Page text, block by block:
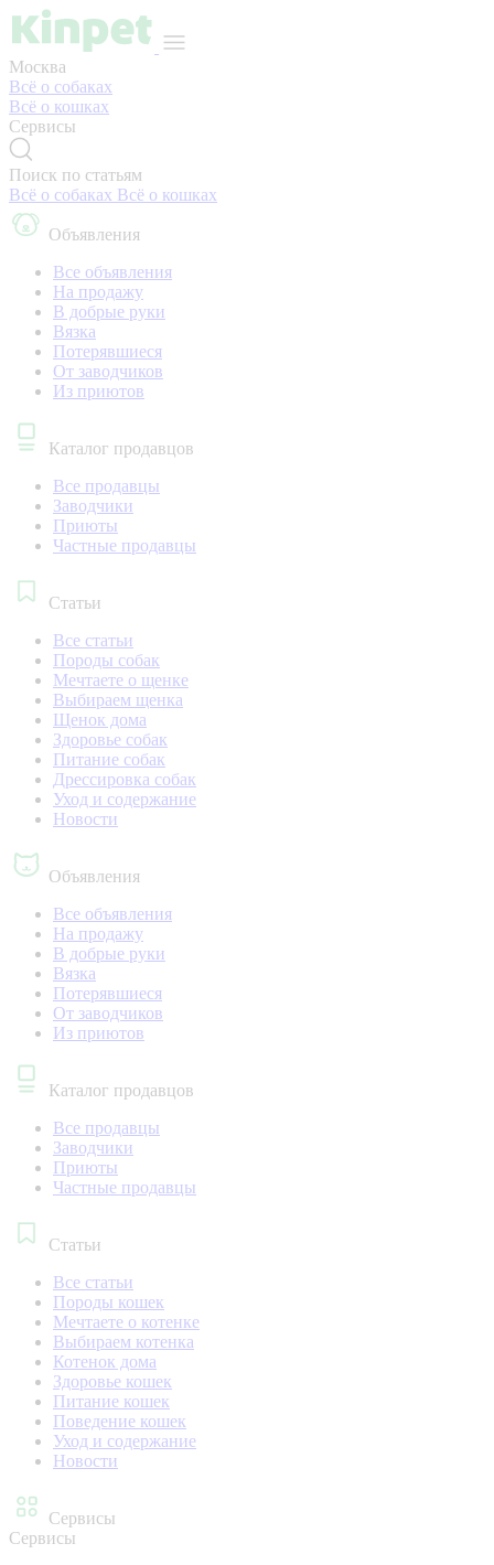
Москва
Всё о собаках
Всё о кошках
Сервисы
Поиск по статьям
Всё о собаках Всё о кошках
Объявления
Все объявления
На продажу
В добрые руки
Вязка
Потерявшиеся
От заводчиков
Из приютов
Каталог продавцов
Все продавцы
Заводчики
Приюты
Частные продавцы
Статьи
Все статьи
Породы собак
Мечтаете о щенке
Выбираем щенка
Щенок дома
Здоровье собак
Питание собак
Дрессировка собак
Уход и содержание
Новости
Объявления
Все объявления
На продажу
В добрые руки
Вязка
Потерявшиеся
От заводчиков
Из приютов
Каталог продавцов
Все продавцы
Заводчики
Приюты
Частные продавцы
Статьи
Все статьи
Породы кошек
Мечтаете о котенке
Выбираем котенка
Котенок дома
Здоровье кошек
Питание кошек
Поведение кошек
Уход и содержание
Новости
Сервисы
Сервисы